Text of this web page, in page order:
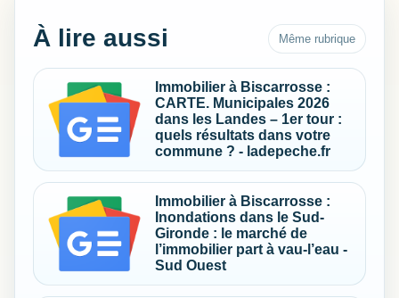
À lire aussi Même rubrique
Immobilier à Biscarrosse :
CARTE. Municipales 2026
dans les Landes – 1er tour :
quels résultats dans votre
commune ? - ladepeche.fr
Immobilier à Biscarrosse :
Inondations dans le Sud-
Gironde : le marché de
l’immobilier part à vau-l’eau -
Sud Ouest